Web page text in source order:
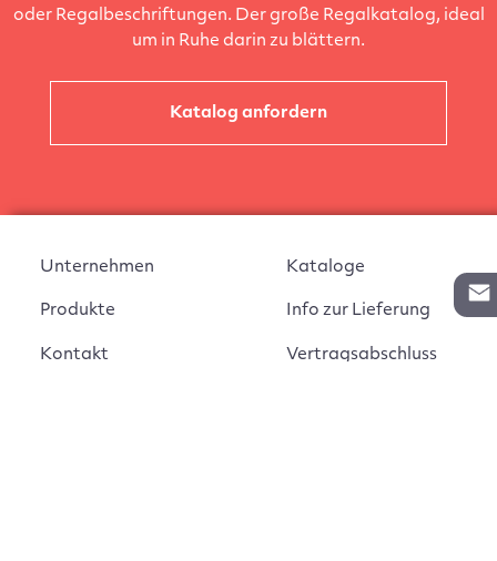
oder Regalbeschriftungen. Der große Regalkatalog, ideal
um in Ruhe darin zu blättern.
Katalog anfordern
Unternehmen
Produkte
Kontakt
Kataloge
Info zur Lieferung
Vertragsabschluss